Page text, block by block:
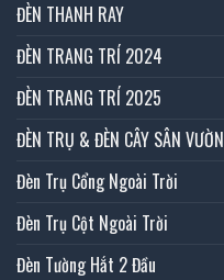
ĐÈN THANH RAY
ĐÈN TRANG TRÍ 2024
ĐÈN TRANG TRÍ 2025
ĐÈN TRỤ & ĐÈN CÂY SÂN VƯỜN
Đèn Trụ Cổng Ngoài Trời
Đèn Trụ Cột Ngoài Trời
Đèn Tường Hắt 2 Đầu